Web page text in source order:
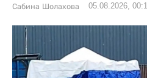
Сабина Шолахова 05.08.2026,